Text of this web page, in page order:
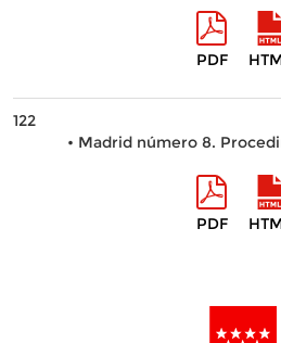
PDF
122
• Madrid número 8.
PDF